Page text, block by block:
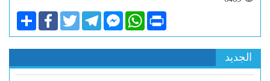
ShareFacebookTwitterTelegramFacebook
Messenger
WhatsApp Print
الجديد